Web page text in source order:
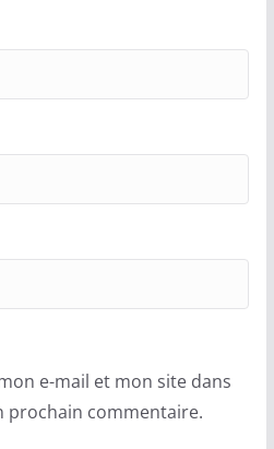
e-mail et mon site dans
prochain commentaire.